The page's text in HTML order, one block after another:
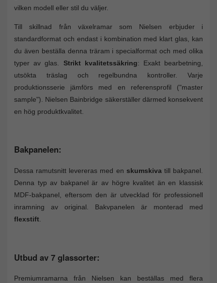
vilken modell eller stil du väljer.
Till skillnad från växelramar som Nielsen erbjuder i
standardformat och endast i kombination med klart glas, kan
du även beställa denna träram i specialformat och med olika
typer av glas. Strikt kvalitetssäkring: Exakt bearbetning,
utsökta träslag och regelbundna kontroller. Varje
produktionsserie jämförs med en referensprofil ("master
sample"). Nielsen Bainbridge säkerställer därmed konsekvent
en hög produktkvalitet.
Bakpanelen:
Dessa ramutsnitt levereras med en skumskiva till bakpanel.
Denna typ av bakpanel är av högre kvalitet än en klassisk
MDF-bakpanel, eftersom den är utvecklad för professionell
inramning av original. Bakvpanelen är monterad med
flexstift
Utbud av 7 glassorter:
Premiumramarna från Nielsen kan beställas med flera